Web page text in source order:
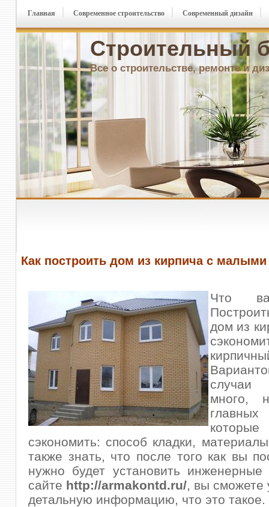
Строительный
Все о строительстве, ремонте и
Главная Современное строительство Современный дизайн
Как построить дом из кирпича с
Что
дом из
много,
которые
сэкономить: способ кладки,
также знать, что после того как вы
нужно будет установить
сайте http://armakontd.ru/, вы сможете
детальную информацию, что это такое.